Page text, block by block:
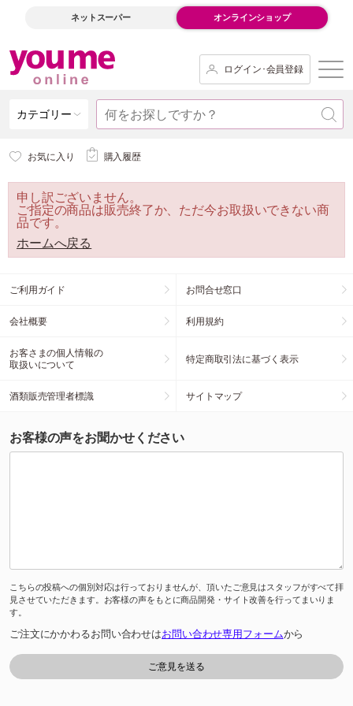
ネットスーパー オンラインショップ
ログイン･会員登録
カテゴリー
お気に入り 購入履歴
申し訳ございません。
ご指定の商品は販売終了か、ただ今お取扱いできない商
品です。
ホームへ戻る
ご利用ガイド お問合せ窓口
会社概要 利用規約
お客さまの個人情報の
取扱いについて
特定商取引法に基づく表示
酒類販売管理者標識 サイトマップ
お客様の声をお聞かせください
こちらの投稿への個別対応は行っておりませんが、頂いたご意見はスタッフがすべて拝
見させていただきます。お客様の声をもとに商品開発・サイト改善を行ってまいりま
す。
ご注文にかかわるお問い合わせはお問い合わせ専用フォームから